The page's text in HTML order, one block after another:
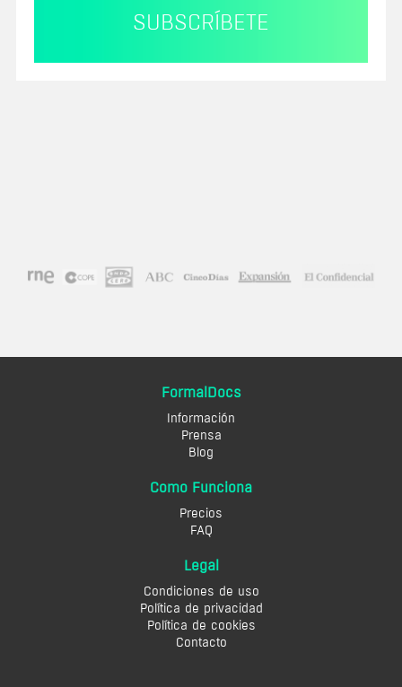
FormalDocs
Información
Prensa
Blog
Como Funciona
Precios
FAQ
Legal
Condiciones de uso
Política de privacidad
Política de cookies
Contacto